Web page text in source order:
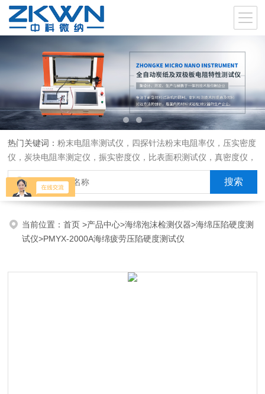
热门关键词：粉末电阻率测试仪，四探针法粉末电阻率仪，压实密度
仪，炭块电阻率测定仪，振实密度仪，比表面积测试仪，真密度仪，
炭块热膨胀仪，炭块透气率仪，炭块二氧化碳反应测定仪
当前位置：首页>产品中心>海绵泡沫检测仪器>海绵压陷硬度测
试仪>PMYX-2000A海绵疲劳压陷硬度测试仪